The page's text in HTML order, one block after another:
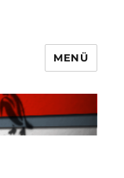
MENÜ